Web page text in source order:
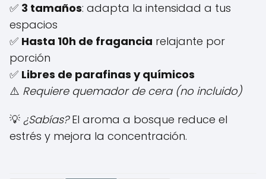
6,00 €
✅ 3 tamaños: adapta la intensidad a tus
espacios
✅ Hasta 10h de fragancia relajante por
porción
✅ Libres de parafinas y químicos
⚠️ Requiere quemador de cera (no incluido)
💡 ¿Sabías?El aroma a bosque reduce el
estrés y mejora la concentración.